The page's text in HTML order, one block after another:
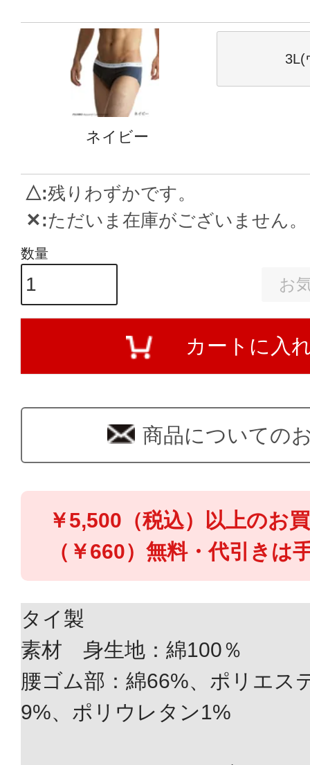
ネイビー
3L(
△ 残りわずかです。
✕ ただいま在庫がございません。
お
カートに入
商品についての
￥5,500（税込）以上のお
（￥660）無料・代引きは
タイ製
素材 身生地：綿100％
腰ゴム部：綿66%、ポリエス
9%、ポリウレタン1%